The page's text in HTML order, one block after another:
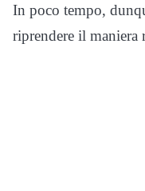
In poco tempo,
riprendere il maniera